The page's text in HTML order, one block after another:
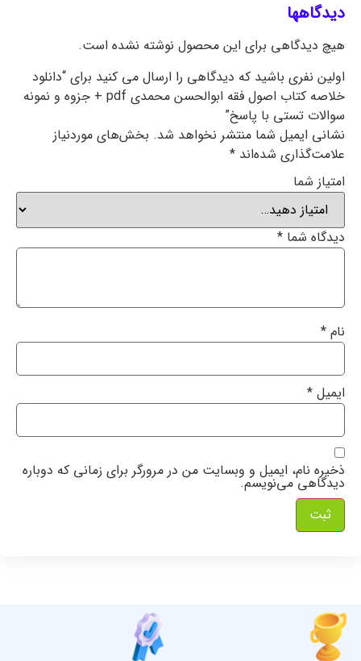
دیدگاهها
هیچ دیدگاهی برای این محصول نوشته نشده است.
اولین نفری باشید که دیدگاهی را ارسال می کنید برای “دانلود
خلاصه کتاب اصول فقه ابوالحسن محمدی pdf + جزوه و نمونه
سوالات تستی با پاسخ”
نشانی ایمیل شما منتشر نخواهد شد. بخش‌های موردنیاز
علامت‌گذاری شده‌اند *
امتیاز شما
دیدگاه شما *
نام *
ایمیل *
ذخیره نام، ایمیل و وبسایت من در مرورگر برای زمانی که دوباره
دیدگاهی می‌نویسم.